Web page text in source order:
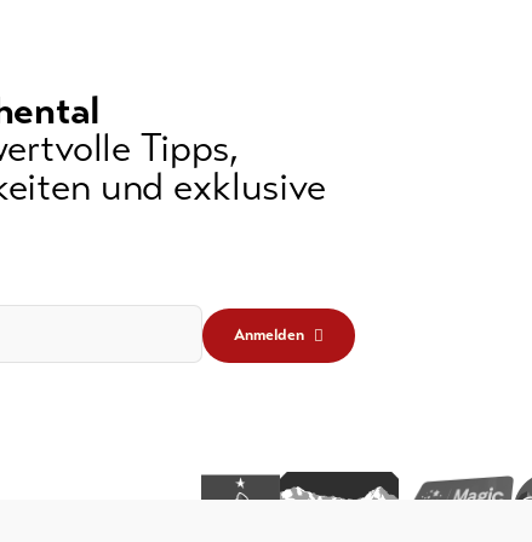
Tipps,
und exklusive
Anmelden